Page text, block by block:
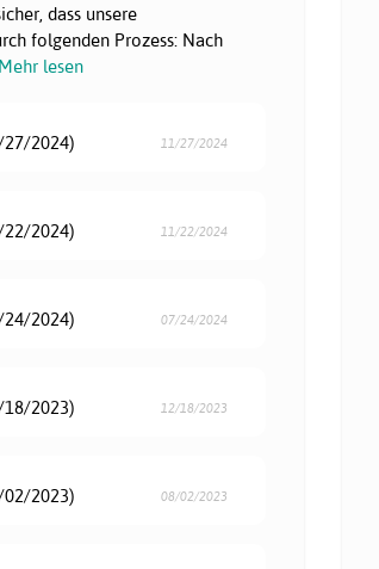
dass unsere
folgenden Prozess: Nach
Mehr lesen
2024) 11/27/2024
2024) 11/22/2024
2024) 07/24/2024
2023) 12/18/2023
2023) 08/02/2023